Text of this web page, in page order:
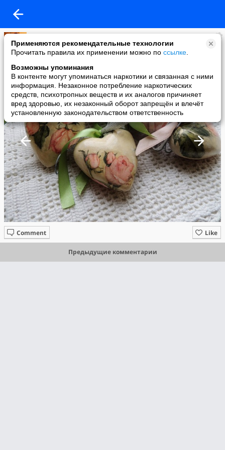
Применяются рекомендательные технологии
Прочитать правила их применении можно по ссылке
Возможны упоминания
В контенте могут упоминаться наркотики и связанная с ними
информация. Незаконное потребление наркотических
средств, психотропных веществ и их аналогов причиняет
вред здоровью, их незаконный оборот запрещён и влечёт
установленную законодательством ответственность
Евгения ломакина
added a photo
23 Sep в 12:03
Like
Comment
Предыдущие комментарии